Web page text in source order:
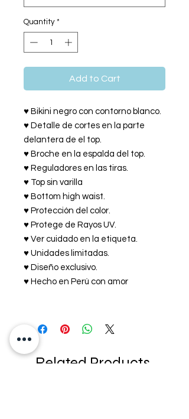
Quantity *
Add to Cart
♥ Bikini negro con contorno blanco.
♥ Detalle de cortes en la parte
delantera de el top.
♥ Broche en la espalda del top.
♥ Reguladores en las tiras.
♥ Top sin varilla
♥ Bottom high waist.
♥ Protección del color.
♥ Protege de Rayos UV.
♥ Ver cuidado en la etiqueta.
♥ Unidades limitadas.
♥ Diseño exclusivo.
♥ Hecho en Perú con amor
Related Products